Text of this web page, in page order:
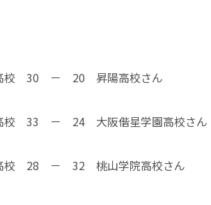
校 30 － 20 昇陽高校さん
33 － 24 大阪偕星学園高校さん
28 － 32 桃山学院高校さん